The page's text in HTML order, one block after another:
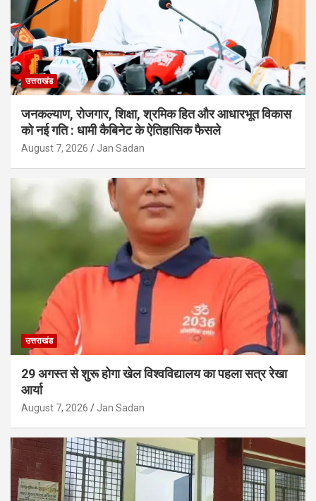
उत्तराखंड
जनकल्याण, रोजगार, शिक्षा, श्रमिक हित और आधारभूत विकास
को नई गति : धामी कैबिनेट के ऐतिहासिक फैसले
August 7, 2026 Jan Sadan
उत्तराखंड
29 अगस्त से शुरू होगा खेल विश्वविद्यालय का पहला सत्र रेखा
आर्या
August 7, 2026 Jan Sadan